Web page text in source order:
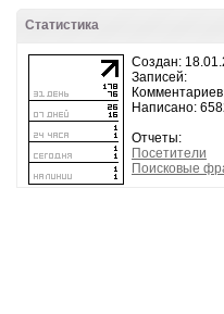
Статистика
Создан:
Записей:
Написано:
Отчеты:
Посетители
Поисковые